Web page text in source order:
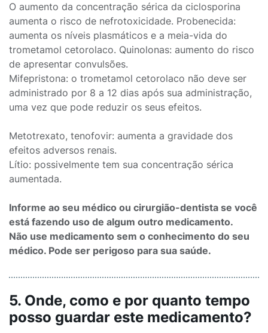
O aumento da concentração sérica da ciclosporina
aumenta o risco de nefrotoxicidade. Probenecida:
aumenta os níveis plasmáticos e a meia-vida do
trometamol cetorolaco. Quinolonas: aumento do risco
de apresentar convulsões.
Mifepristona: o trometamol cetorolaco não deve ser
administrado por 8 a 12 dias após sua administração,
uma vez que pode reduzir os seus efeitos.
Metotrexato, tenofovir: aumenta a gravidade dos
efeitos adversos renais.
Lítio: possivelmente tem sua concentração sérica
aumentada.
Informe ao seu médico ou cirurgião-dentista se você
está fazendo uso de algum outro medicamento.
Não use medicamento sem o conhecimento do seu
médico. Pode ser perigoso para sua saúde.
5. Onde, como e por quanto tempo
posso guardar este medicamento?